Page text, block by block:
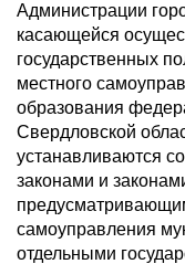
Администрации
касающейся
государственных
местного
образования
Свердловской
устанавливаются
законами и
самоуправления
отдельными